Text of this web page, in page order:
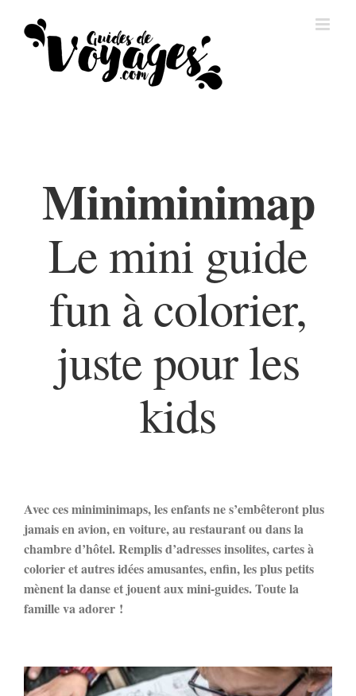
contenu
Miniminimap
Le mini guide
fun à colorier,
juste pour les
kids
Avec ces miniminimaps, les enfants ne s’embêteront plus
jamais en avion, en voiture, au restaurant ou dans la
chambre d’hôtel. Remplis d’adresses insolites, cartes à
colorier et autres idées amusantes, enfin, les plus petits
mènent la danse et jouent aux mini-guides. Toute la
famille va adorer !